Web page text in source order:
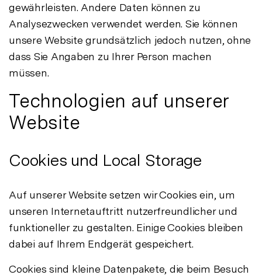
gewährleisten. Andere Daten können zu
Analysezwecken verwendet werden. Sie können
unsere Website grundsätzlich jedoch nutzen, ohne
dass Sie Angaben zu Ihrer Person machen
müssen.
Technologien auf unserer
Website
Cookies und Local Storage
Auf unserer Website setzen wir Cookies ein, um
unseren Internetauftritt nutzerfreundlicher und
funktioneller zu gestalten. Einige Cookies bleiben
dabei auf Ihrem Endgerät gespeichert.
Cookies sind kleine Datenpakete, die beim Besuch